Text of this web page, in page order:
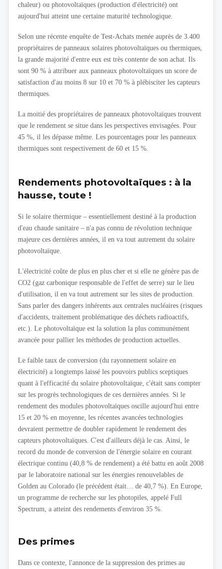
chaleur) ou photovoltaïques (production d'électricité) ont
aujourd'hui atteint une certaine maturité technologique.
Selon une récente enquête de Test-Achats menée auprès de 3.400
propriétaires de panneaux solaires photovoltaïques ou thermiques,
la grande majorité d'entre eux est très contente de son achat. Ils
sont 90 % à attribuer aux panneaux photovoltaïques un score de
satisfaction d'au moins 8 sur 10 et 70 % à plébisciter les capteurs
thermiques.
La moitié des propriétaires de panneaux photovoltaïques trouvent
que le rendement se situe dans les perspectives envisagées. Pour
45 %, il les dépasse même. Les pourcentages pour les panneaux
thermiques sont respectivement de 60 et 15 %.
Rendements photovoltaïques : à la
hausse, toute !
Si le solaire thermique – essentiellement destiné à la production
d'eau chaude sanitaire – n'a pas connu de révolution technique
majeure ces dernières années, il en va tout autrement du solaire
photovoltaïque.
L'électricité coûte de plus en plus cher et si elle ne génère pas de
CO2 (gaz carbonique responsable de l'effet de serre) sur le lieu
d'utilisation, il en va tout autrement sur les sites de production.
Sans parler des dangers inhérents aux centrales nucléaires (risques
d'accidents, traitement problématique des déchets radioactifs,
etc.). Le photovoltaïque est la solution la plus communément
avancée pour pallier les méthodes de production actuelles.
Le faible taux de conversion (du rayonnement solaire en
électricité) a longtemps laissé les pouvoirs publics sceptiques
quant à l'efficacité du solaire photovoltaïque, c'était sans compter
sur les progrès technologiques de ces dernières années. Si le
rendement des modules photovoltaïques oscille aujourd'hui entre
15 et 20 % en moyenne, les récentes avancées technologies
devraient permettre de doubler rapidement le rendement des
capteurs photovoltaïques. C'est d'ailleurs déjà le cas. Ainsi, le
record du monde de conversion de l'énergie solaire en courant
électrique continu (40,8 % de rendement) a été battu en août 2008
par le laboratoire national sur les énergies renouvelables de
Golden au Colorado (le précédent était… de 40,7 %). En Europe,
un programme de recherche sur les photopiles, appelé Full
Spectrum, a atteint des rendements d'environ 35 %.
Des primes
Dans ce contexte, l'annonce de la suppression des primes au